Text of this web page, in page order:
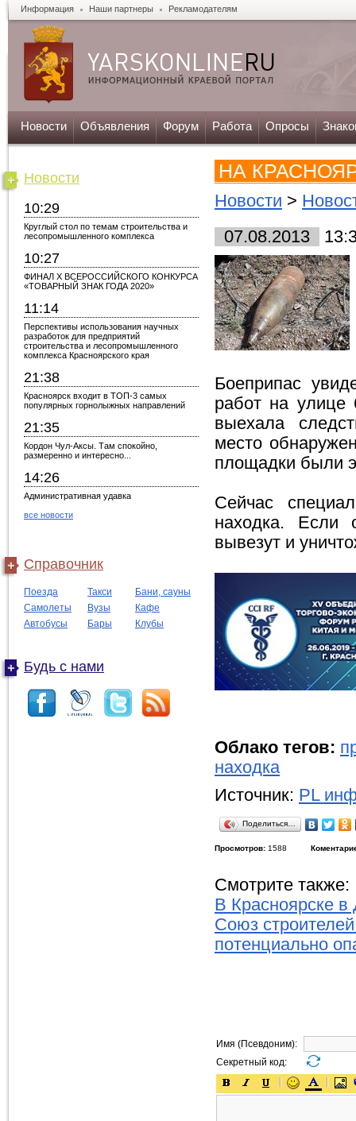
Информация Наши партнеры Рекламодателям
Новости Объявления Форум Работа Опросы
Новости
10:29
Круглый стол по темам строительства и
лесопромышленного комплекса
10:27
ФИНАЛ X ВСЕРОССИЙСКОГО КОНКУРСА
«ТОВАРНЫЙ ЗНАК ГОДА 2020»
11:14
Перспективы использования научных
разработок для предприятий
строительства и лесопромышленного
комплекса Красноярского края
21:38
Красноярск входит в ТОП-3 самых
популярных горнолыжных направлений
21:35
Кордон Чул-Аксы. Там спокойно,
размеренно и интересно...
14:26
Административная удавка
все новости
Справочник
Поезда Такси
Бани, сауны
Самолеты
Вузы
Кафе
Автобусы
Бары Клубы
Будь с нами
НА
Новости >
07.08.2013
Боеприпас
работ на
выехала
место
площадки были
Сейчас
находка. Если
вывезут и
Облако тегов:
находка
Источник: PL
Поделиться…
Просмотров: 1588
Смотрите также:
В Красноярске
Союз
потенциально
Имя (Псевдоним):
Секретный код: